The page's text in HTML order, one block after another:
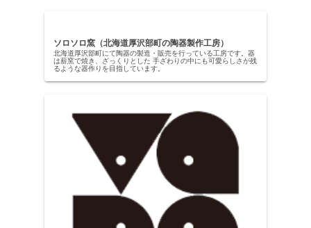
ソロソロ窯（北海道厚沢部町の陶器製作工房）
北海道厚沢部町にて陶器の製造・販売を行っている工房です。器
は薪窯で焼き、ざっくりとした 手ざわりの中にも可愛らしさが残
るような器作りを目指しています。